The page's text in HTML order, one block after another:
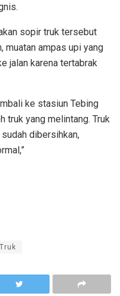
sopir truk tersebut
muatan ampas upi yang
jalan karena tertabrak
ke stasiun Tebing
truk yang melintang. Truk
dibersihkan,
Truk